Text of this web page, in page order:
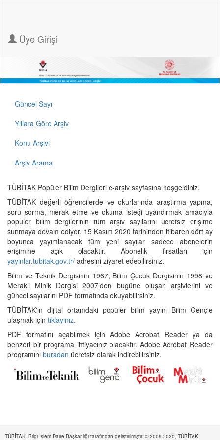
Üye Girişi
Güncel Sayı
Yıllara Göre Arşiv
Konu Arşivi
Arşiv Arama
TÜBİTAK Popüler Bilim Dergileri e-arşiv sayfasına hoşgeldiniz.
TÜBİTAK değerli öğrencilerde ve okurlarında araştırma yapma,
soru sorma, merak etme ve okuma isteği uyandırmak amacıyla
popüler bilim dergilerinin tüm arşiv sayılarını ücretsiz erişime
sunmaya devam ediyor. 15 Kasım 2020 tarihinden itibaren dört ay
boyunca yayımlanacak tüm yeni sayılar sadece abonelerin
erişimine açık olacaktır. Abonelik fırsatları için
yayinlar.tubitak.gov.tr/ adresini ziyaret edebilirsiniz.
Bilim ve Teknik Dergisinin 1967, Bilim Çocuk Dergisinin 1998 ve
Merakli Minik Dergisi 2007’den bugüne oluşan arşivlerini ve
güncel sayılarını PDF formatında okuyabilirsiniz.
TÜBİTAK'ın dijital ortamdaki popüler bilim yayını Bilim Genç'e
ulaşmak için tıklayınız.
PDF formatını açabilmek için Adobe Acrobat Reader ya da
benzeri bir programa ihtiyacınız olacaktır. Adobe Acrobat Reader
programını buradan ücretsiz olarak indirebilirsiniz.
TÜBİTAK- Bilgi İşlem Daire Başkanlığı tarafından geliştirilmiştir. © 2009-2020, TÜBİTAK